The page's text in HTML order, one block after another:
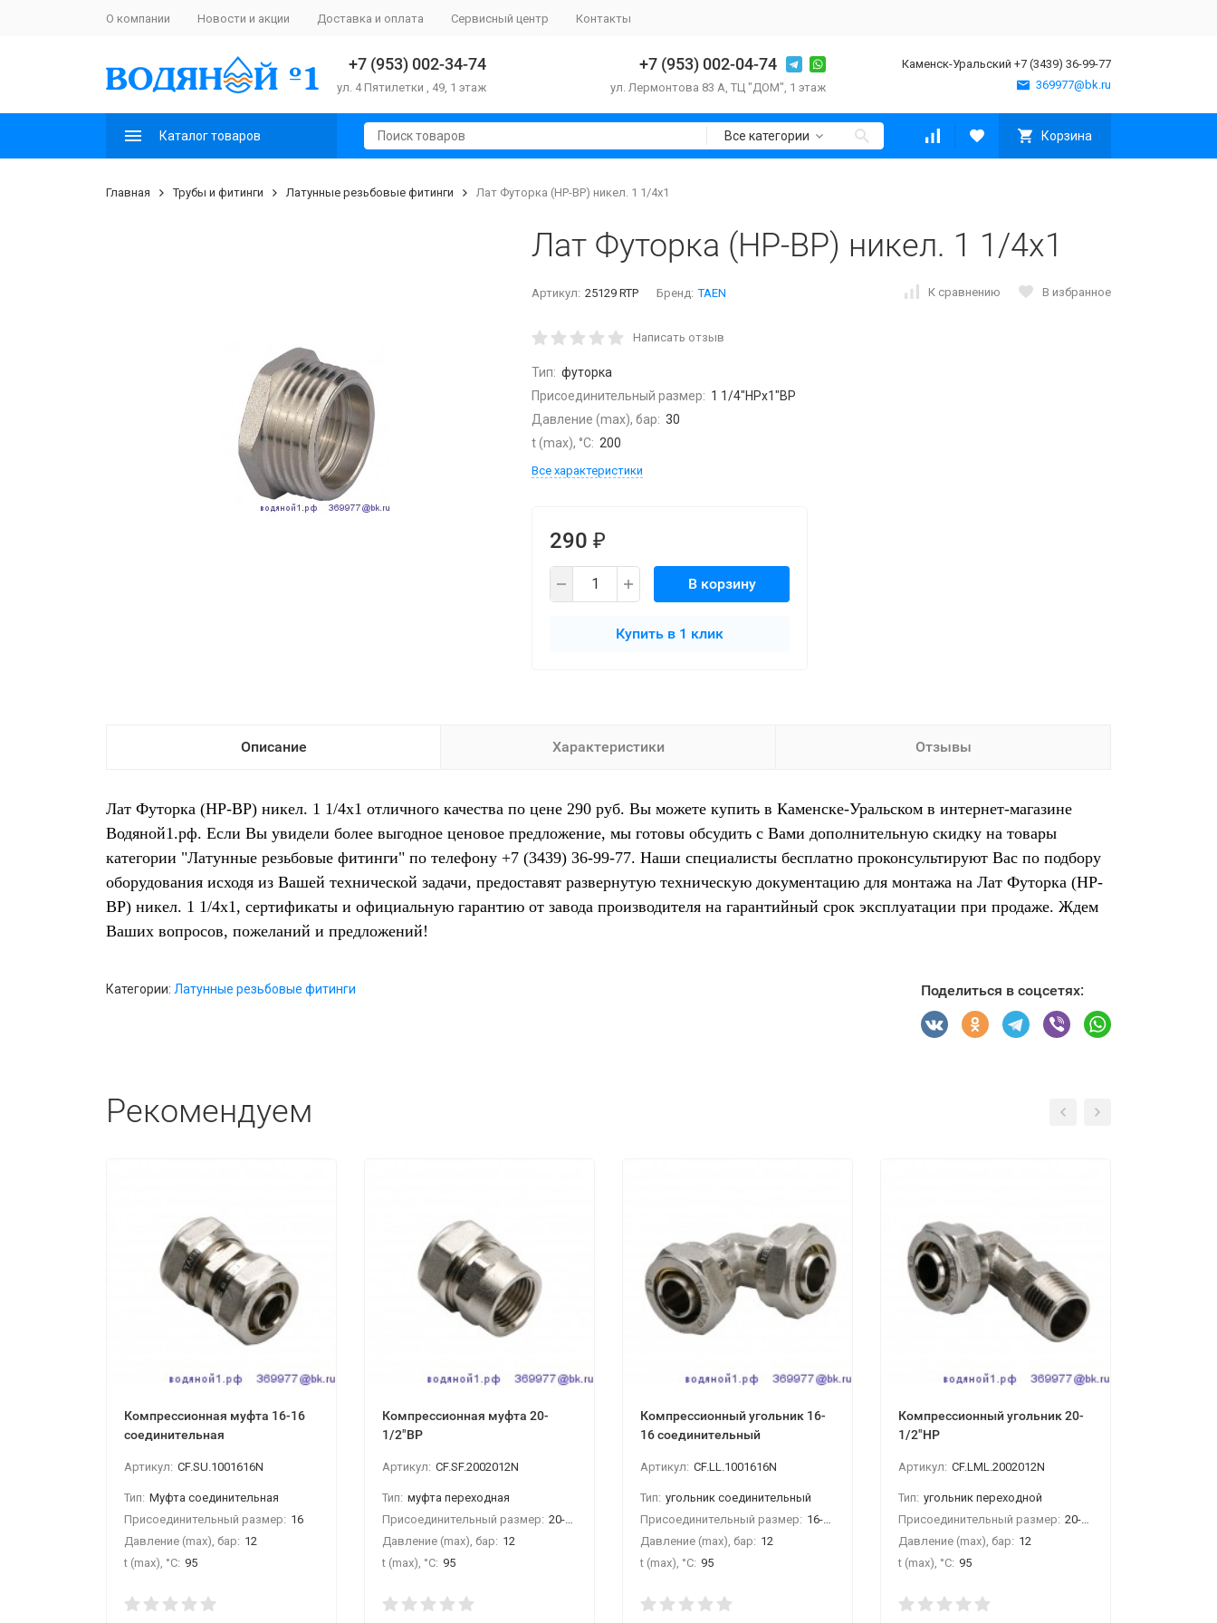
О компании Новости и акции Доставка и оплата Сервисный центр Контакты
+7 (953) 002-34-74
ул. 4 Пятилетки , 49, 1 этаж
+7 (953) 002-04-74
ул. Лермонтова 83 А, ТЦ "ДОМ", 1 этаж
Каменск-Уральский +7 (3439) 36-99-77
369977@bk.ru
Каталог товаров Все категории Корзина
Главная Трубы и фитинги Латунные резьбовые фитинги Лат Футорка (НР-ВР) никел. 1 1/4x1
Лат Футорка (НР-ВР) никел. 1 1/4x1
Артикул: 25129 RTP Бренд: TAEN К сравнению В избранное
Написать отзыв
Тип: футорка
Присоединительный размер: 1 1/4"НРx1"ВР
Давление (max), бар: 30
t (max), °С: 200
Все характеристики
290 ₽
В корзину
Купить в 1 клик
Описание Характеристики Отзывы
Лат Футорка (НР-ВР) никел. 1 1/4x1 отличного качества по цене 290 руб. Вы можете купить в Каменске-Уральском в интернет-магазине
Водяной1.рф. Если Вы увидели более выгодное ценовое предложение, мы готовы обсудить с Вами дополнительную скидку на товары
категории "Латунные резьбовые фитинги" по телефону +7 (3439) 36-99-77. Наши специалисты бесплатно проконсультируют Вас по подбору
оборудования исходя из Вашей технической задачи, предоставят развернутую техническую документацию для монтажа на Лат Футорка (НР-
ВР) никел. 1 1/4x1, сертификаты и официальную гарантию от завода производителя на гарантийный срок эксплуатации при продаже. Ждем
Ваших вопросов, пожеланий и предложений!
Категории: Латунные резьбовые фитинги Поделиться в соцсетях:
Рекомендуем
Компрессионная муфта 16-16
соединительная
Артикул: CF.SU.1001616N
Тип: Муфта соединительная
Присоединительный размер: 16
Давление (max), бар: 12
t (max), °С: 95
Компрессионная муфта 20-
1/2"ВР
Артикул: CF.SF.2002012N
Тип: муфта переходная
Присоединительный размер: 20-1/2"ВР
Давление (max), бар: 12
t (max), °С: 95
Компрессионный угольник 16-
16 соединительный
Артикул: CF.LL.1001616N
Тип: угольник соединительный
Присоединительный размер: 16-16
Давление (max), бар: 12
t (max), °С: 95
Компрессионный угольник 20-
1/2"НР
Артикул: CF.LML.2002012N
Тип: угольник переходной
Присоединительный размер: 20-1/2"НР
Давление (max), бар: 12
t (max), °С: 95